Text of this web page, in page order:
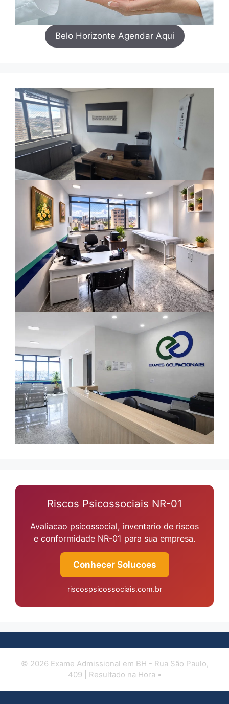
Belo Horizonte Agendar Aqui
Riscos Psicossociais NR-01
Avaliacao psicossocial, inventario de riscos
e conformidade NR-01 para sua empresa.
Conhecer Solucoes
riscospsicossociais.com.br
© 2026 Exame Admissional em BH - Rua São Paulo,
409 | Resultado na Hora •